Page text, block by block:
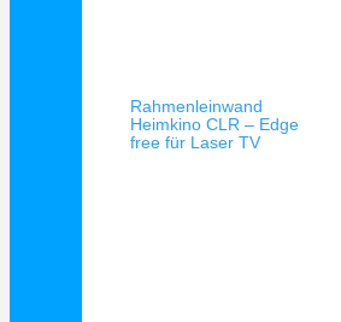
Rahmenleinwand
Heimkino CLR – Edge
free für Laser TV